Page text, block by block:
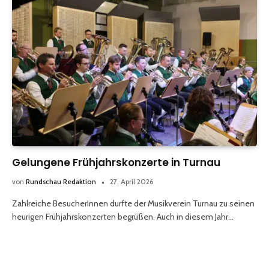
Gelungene Frühjahrskonzerte in Turnau
von Rundschau Redaktion 27. April 2026
Zahlreiche BesucherInnen durfte der Musikverein Turnau zu seinen
heurigen Frühjahrskonzerten begrüßen. Auch in diesem Jahr…